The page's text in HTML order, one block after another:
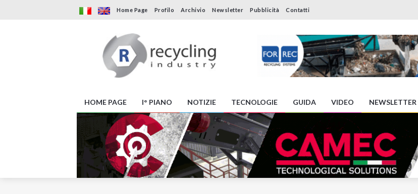
Home Page Profilo Archivio Newsletter Pubblicità Contatti
HOME PAGE I° PIANO NOTIZIE TECNOLOGIE GUIDA VIDEO NEWSLETTER